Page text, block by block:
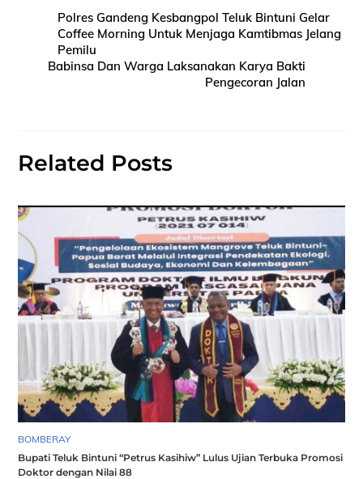
Polres Gandeng Kesbangpol Teluk Bintuni Gelar
Coffee Morning Untuk Menjaga Kamtibmas Jelang
Pemilu
Babinsa Dan Warga Laksanakan Karya Bakti
Pengecoran Jalan
Related Posts
BOMBERAY
Bupati Teluk Bintuni “Petrus Kasihiw” Lulus Ujian Terbuka Promosi
Doktor dengan Nilai 88